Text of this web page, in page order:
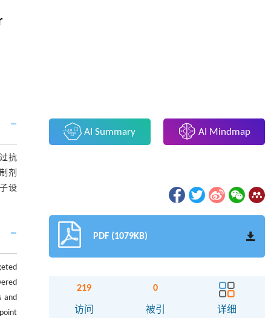
抗
剂
设
and
AI Summary AI Mindmap
PDF (1079KB)
219
访问
0
被引 详细